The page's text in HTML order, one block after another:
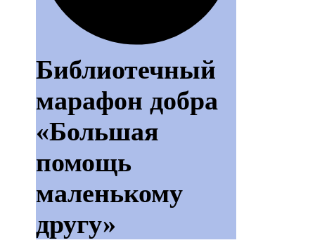
Библиотечный
марафон добра
«Большая
помощь
маленькому
другу»